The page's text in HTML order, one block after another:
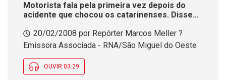
Motorista fala pela primeira vez depois do
acidente que chocou os catarinenses. Disse
trag&eacute;dia n&atilde;o saem da sua mente
20/02/2008 por Repórter Marcos Meller ?
Emissora Associada - RNA/São Miguel do Oeste
OUVIR 03:29